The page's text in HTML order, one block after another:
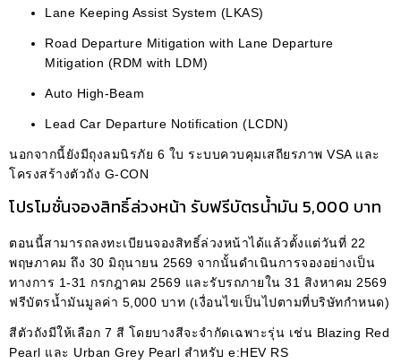
Lane Keeping Assist System (LKAS)
Road Departure Mitigation with Lane Departure
Mitigation (RDM with LDM)
Auto High-Beam
Lead Car Departure Notification (LCDN)
นอกจากนี้ยังมีถุงลมนิรภัย 6 ใบ ระบบควบคุมเสถียรภาพ VSA และ
โครงสร้างตัวถัง G-CON
โปรโมชั่นจองสิทธิ์ล่วงหน้า รับฟรีบัตรน้ำมัน 5,000 บาท
ตอนนี้สามารถลงทะเบียนจองสิทธิ์ล่วงหน้าได้แล้วตั้งแต่วันที่ 22
พฤษภาคม ถึง 30 มิถุนายน 2569 จากนั้นดำเนินการจองอย่างเป็น
ทางการ 1-31 กรกฎาคม 2569 และรับรถภายใน 31 สิงหาคม 2569
ฟรีบัตรน้ำมันมูลค่า 5,000 บาท (เงื่อนไขเป็นไปตามที่บริษัทกำหนด)
สีตัวถังมีให้เลือก 7 สี โดยบางสีจะจำกัดเฉพาะรุ่น เช่น Blazing Red
Pearl และ Urban Grey Pearl สำหรับ e:HEV RS